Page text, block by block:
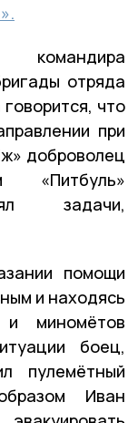
отряда
что
при
доброволец
задачи,
помощи
и находясь
и миномётов
боец,
пулемётный
Иван